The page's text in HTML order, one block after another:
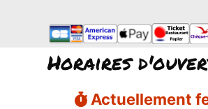
Horaires
Actuellement